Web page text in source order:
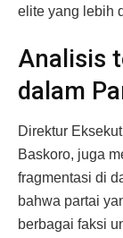
elite yang lebih
Analisis
dalam
Direktur
Baskoro, juga
fragmentasi di
bahwa partai
berbagai faksi